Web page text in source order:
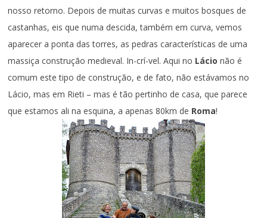
nosso retorno. Depois de muitas curvas e muitos bosques de
castanhas, eis que numa descida, também em curva, vemos
aparecer a ponta das torres, as pedras características de uma
massiça construção medieval. In-crí-vel. Aqui no Lácionão é
comum este tipo de construção, e de fato, não estávamos no
Lácio, mas em Rieti – mas é tão pertinho de casa, que parece
que estamos ali na esquina, a apenas 80km de Roma!